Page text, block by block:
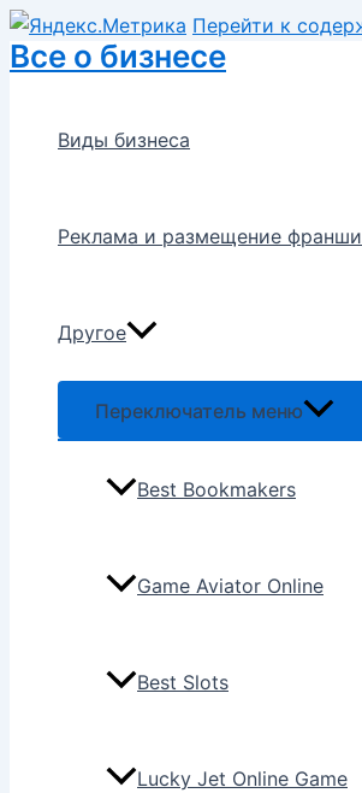
Перейти к
Все о бизнесе
Виды бизнеса
Реклама и размещение
Другое
Переключатель меню
Best Bookmakers
Game Aviator Online
Best Slots
Lucky Jet Online Game